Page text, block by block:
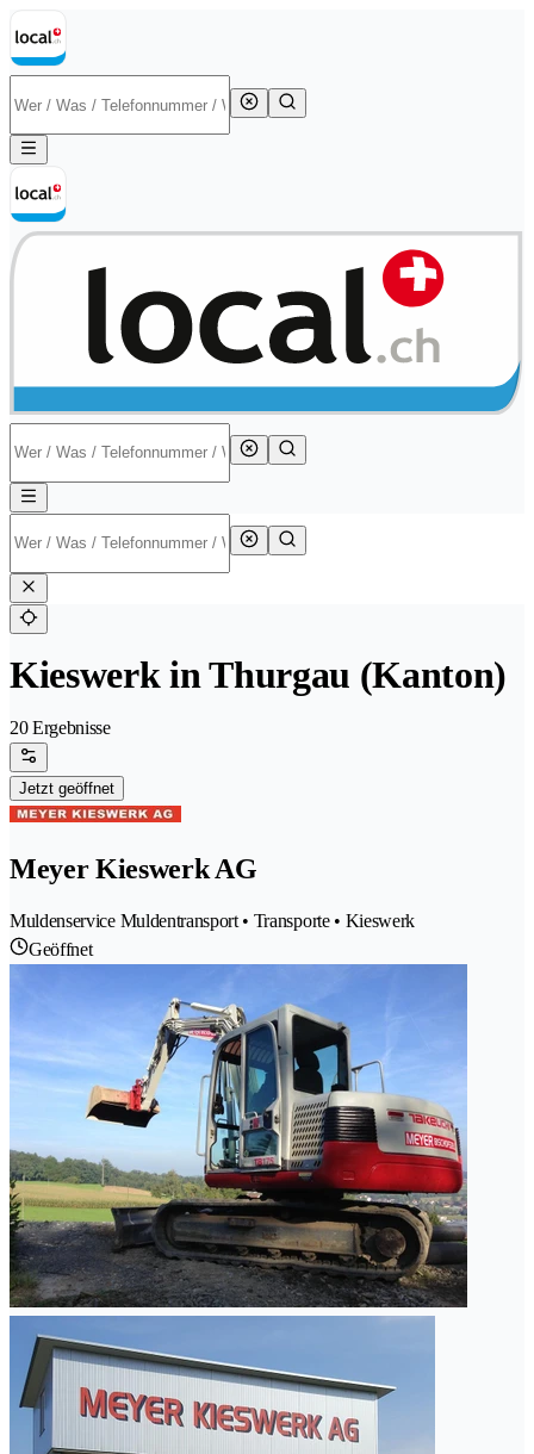
Kieswerk in Thurgau (Kanton)
20 Ergebnisse
Jetzt geöffnet
Meyer Kieswerk AG
Muldenservice Muldentransport • Transporte • Kieswerk
Geöffnet